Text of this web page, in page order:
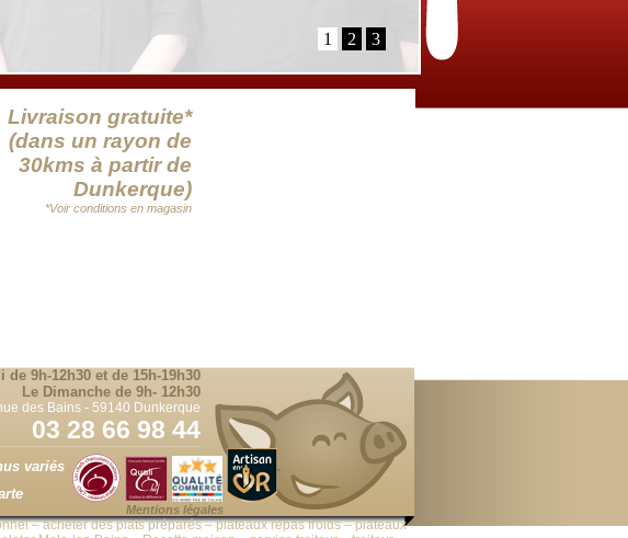
1 2 3
Livraison gratuite*
(dans un rayon de
30kms à partir de
Dunkerque)
*Voir conditions en magasin
9h-12h30 et de 15h-19h30
Le Dimanche de 9h- 12h30
des Bains - 59140 Dunkerque
03 28 66 98 44
variés
Mentions légales
– acheter des plats préparés – plateaux repas froids – plateaux